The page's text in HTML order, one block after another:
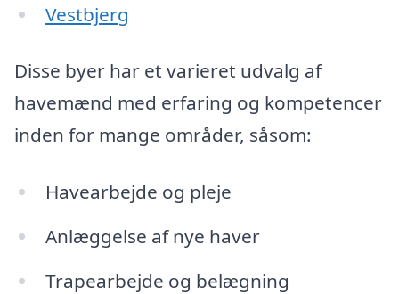
Vestbjerg
Disse byer har et varieret udvalg af
havemænd med erfaring og kompetencer
inden for mange områder, såsom:
Havearbejde og pleje
Anlæggelse af nye haver
Trapearbejde og belægning